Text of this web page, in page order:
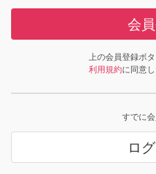
会
上の会員登録ボタ
利用規約に同意
すでに
ロ